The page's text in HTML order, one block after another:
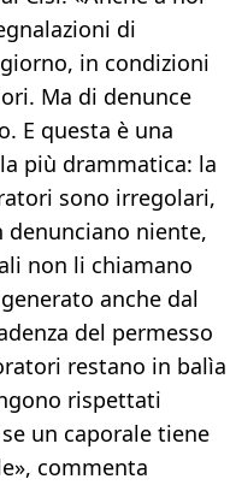
di
in condizioni
Ma di denunce
E questa è una
più drammatica: la
sono irregolari,
niente,
non li chiamano
anche dal
del permesso
restano in balìa
rispettati
un caporale tiene
commenta